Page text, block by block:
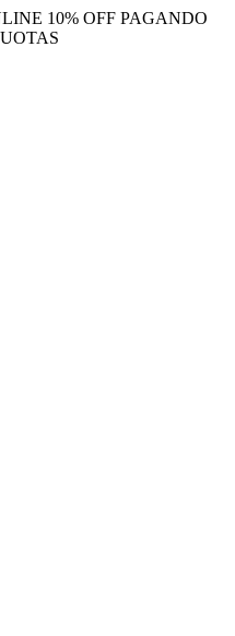
10% OFF PAGANDO